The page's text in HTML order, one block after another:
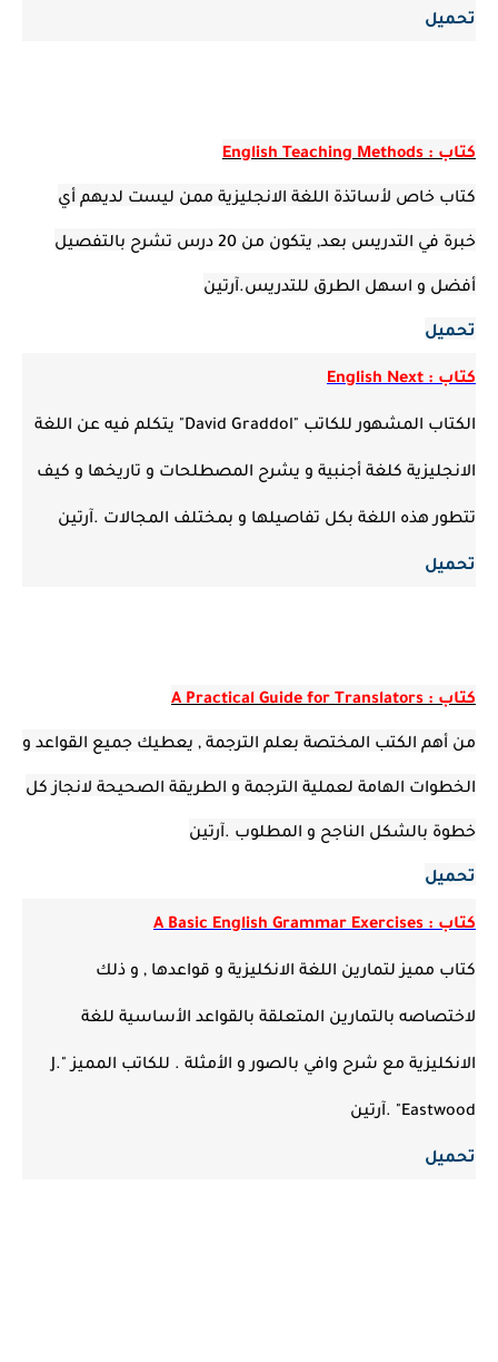
تحميل
كتاب : English Teaching Methods
كتاب خاص لأساتذة اللغة الانجليزية ممن ليست لديهم أي
خبرة في التدريس بعد, يتكون من 20 درس تشرح بالتفصيل
أفضل و اسهل الطرق للتدريس.آرتين
تحميل
كتاب : English Next
الكتاب المشهور للكاتب "David Graddol" يتكلم فيه عن اللغة
الانجليزية كلغة أجنبية و يشرح المصطلحات و تاريخها و كيف
تتطور هذه اللغة بكل تفاصيلها و بمختلف المجالات .آرتين
تحميل
كتاب : A Practical Guide for Translators
من أهم الكتب المختصة بعلم الترجمة , يعطيك جميع القواعد و
الخطوات الهامة لعملية الترجمة و الطريقة الصحيحة لانجاز كل
خطوة بالشكل الناجح و المطلوب .آرتين
تحميل
كتاب : A Basic English Grammar Exercises
كتاب مميز لتمارين اللغة الانكليزية و قواعدها , و ذلك
لاختصاصه بالتمارين المتعلقة بالقواعد الأساسية للغة
الانكليزية مع شرح وافي بالصور و الأمثلة . للكاتب المميز "J.
Eastwood" .آرتين
تحميل